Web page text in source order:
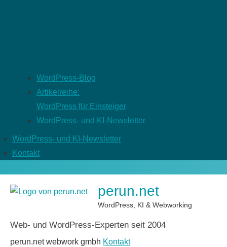
WordPress-Blog
Artikelreihe:
WordPress für Einsteiger
WordPress- und KI-Newsletter
WordPress- und KI-Newsletter
Kontakt
perun.net
WordPress, KI & Webworking
Web- und WordPress-Experten seit 2004
perun.net webwork gmbh Kontakt